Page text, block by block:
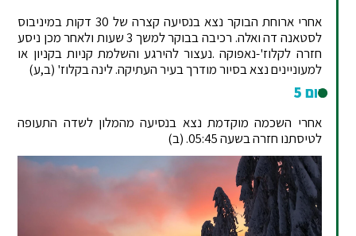
אחרי ארוחת הבוקר נצא בנסיעה קצרה של 30 דקות במיניבוס
לסטאנה דה ואלה. רכיבה בבוקר למשך 3 שעות ולאחר מכן ניסע
חזרה לקלוז'-נאפוקה .נעצור להירגע והשלמת קניות בקניון או
למעוניינים נצא בסיור מודרך בעיר העתיקה. לינה בקלוז' (ב,ע)
יום 5
אחרי השכמה מוקדמת נצא בנסיעה מהמלון לשדה התעופה
לטיסתנו חזרה בשעה 05:45. (ב)